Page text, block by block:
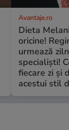
Avantaje.ro
Dieta
oricine!
urmează
specialiști!
fiecare zi și
acestui stil